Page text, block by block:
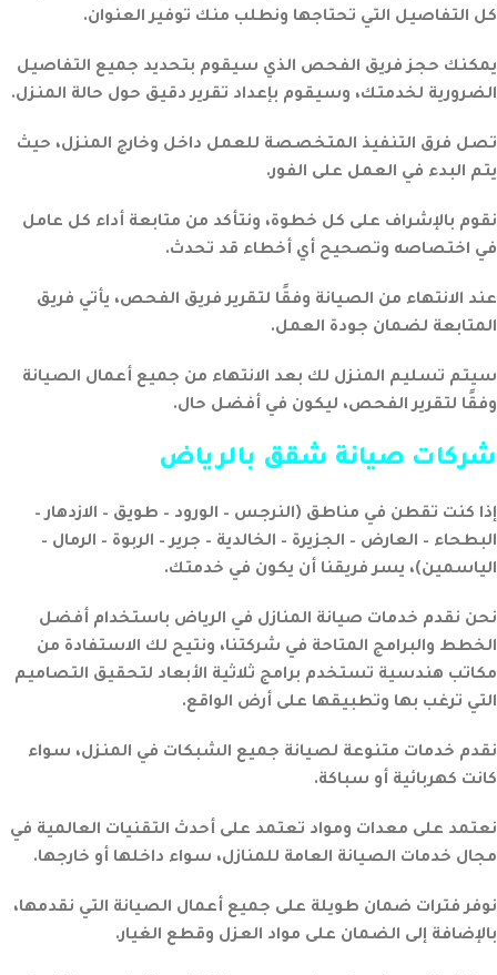
كل التفاصيل التي تحتاجها ونطلب منك توفير العنوان.
يمكنك حجز فريق الفحص الذي سيقوم بتحديد جميع التفاصيل
الضرورية لخدمتك، وسيقوم بإعداد تقرير دقيق حول حالة المنزل.
تصل فرق التنفيذ المتخصصة للعمل داخل وخارج المنزل، حيث
يتم البدء في العمل على الفور.
نقوم بالإشراف على كل خطوة، ونتأكد من متابعة أداء كل عامل
في اختصاصه وتصحيح أي أخطاء قد تحدث.
عند الانتهاء من الصيانة وفقًا لتقرير فريق الفحص، يأتي فريق
المتابعة لضمان جودة العمل.
سيتم تسليم المنزل لك بعد الانتهاء من جميع أعمال الصيانة
وفقًا لتقرير الفحص، ليكون في أفضل حال.
شركات صيانة شقق بالرياض
إذا كنت تقطن في مناطق (النرجس – الورود – طويق – الازدهار –
البطحاء – العارض – الجزيرة – الخالدية – جرير – الربوة – الرمال –
الياسمين)، يسر فريقنا أن يكون في خدمتك.
نحن نقدم خدمات صيانة المنازل في الرياض باستخدام أفضل
الخطط والبرامج المتاحة في شركتنا، ونتيح لك الاستفادة من
مكاتب هندسية تستخدم برامج ثلاثية الأبعاد لتحقيق التصاميم
التي ترغب بها وتطبيقها على أرض الواقع.
نقدم خدمات متنوعة لصيانة جميع الشبكات في المنزل، سواء
كانت كهربائية أو سباكة.
نعتمد على معدات ومواد تعتمد على أحدث التقنيات العالمية في
مجال خدمات الصيانة العامة للمنازل، سواء داخلها أو خارجها.
نوفر فترات ضمان طويلة على جميع أعمال الصيانة التي نقدمها،
بالإضافة إلى الضمان على مواد العزل وقطع الغيار.